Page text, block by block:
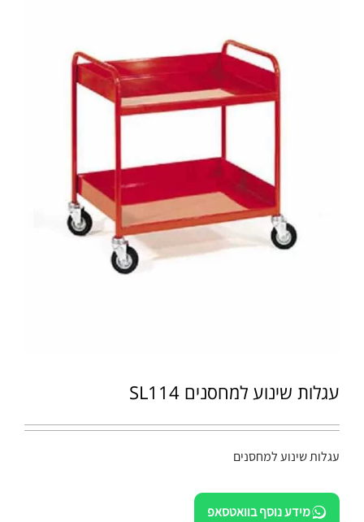
עגלות שינוע למחסנים SL114
עגלות שינוע למחסנים
מידע נוסף בוואטסאפ